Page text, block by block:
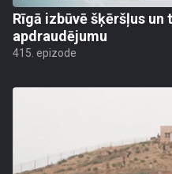
Rīgā izbūvē šķēršļus
apdraudējumu
415. epizode